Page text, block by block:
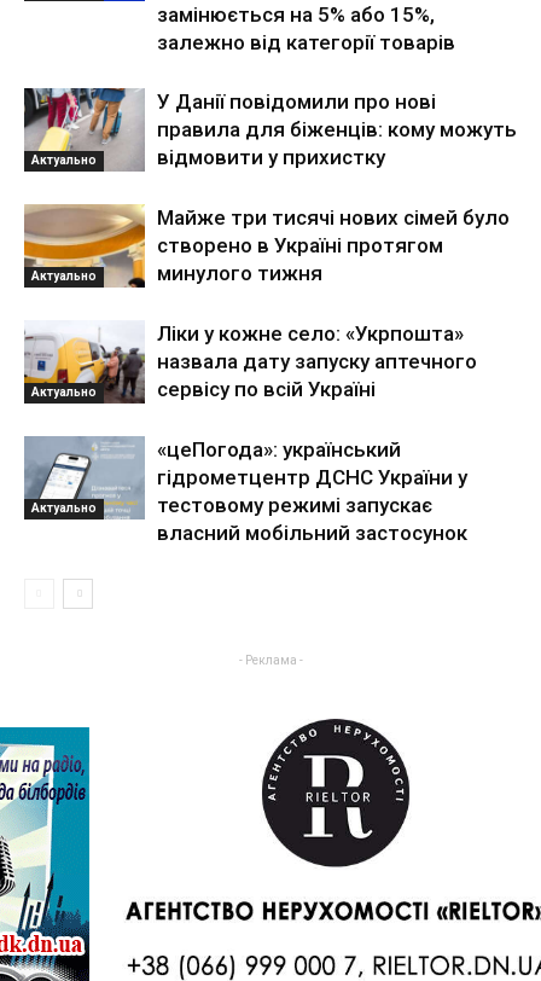
замінюється на 5% або 15%,
залежно від категорії товарів
Актуально
У Данії повідомили про нові
правила для біженців: кому можуть
відмовити у прихистку
Актуально
Майже три тисячі нових сімей було
створено в Україні протягом
минулого тижня
Актуально
Ліки у кожне село: «Укрпошта»
назвала дату запуску аптечного
сервісу по всій Україні
Актуально
«цеПогода»: український
гідрометцентр ДСНС України у
тестовому режимі запускає
власний мобільний застосунок
- Реклама -